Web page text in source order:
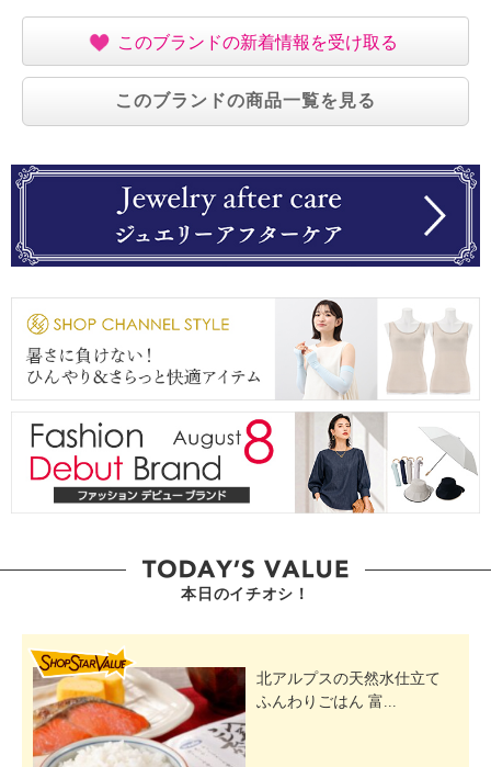
このブランドの新着情報を受け取る
このブランドの商品一覧を見る
本日のイチオシ！
北アルプスの天然水仕立て
ふんわりごはん 富...